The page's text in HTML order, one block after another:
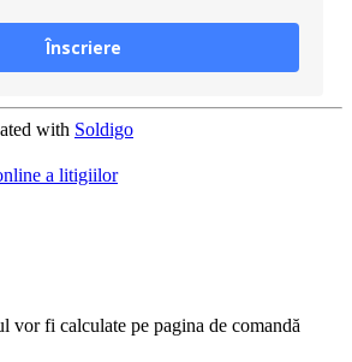
Înscriere
with Soldigo
vor fi calculate pe pagina de comandă